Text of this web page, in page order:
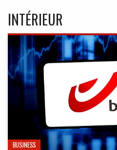
INTÉRIEUR
BUSINESS